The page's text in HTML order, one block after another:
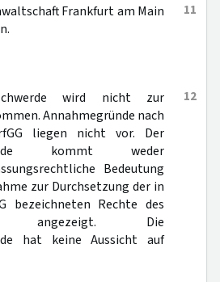
11
Frankfurt am Main
12
wird nicht zur
Annahmegründe nach
liegen nicht vor. Der
kommt weder
Bedeutung
zur Durchsetzung der in
bezeichneten Rechte des
angezeigt. Die
hat keine Aussicht auf